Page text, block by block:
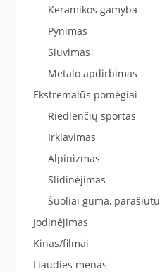
Keramikos gamyba
Pynimas
Siuvimas
Metalo apdirbimas
Ekstremalūs pomėgiai
Riedlenčių sportas
Irklavimas
Alpinizmas
Slidinėjimas
Šuoliai guma, parašiutu
Jodinėjimas
Kinas/filmai
Liaudies menas